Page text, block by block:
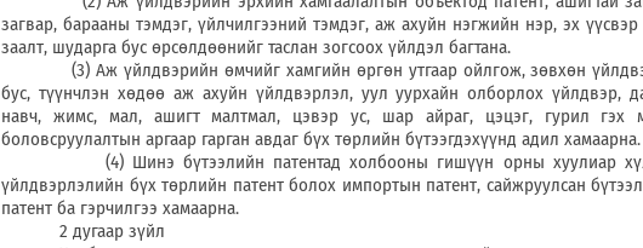
загвар, барааны тэмдэг, үйлчилгээний тэмдэг, аж ахуйн нэгжийн нэр, эх
заалт, шударга бус өрсөлдөөнийг таслан зогсоох үйлдэл багтана.
(3) Аж үйлдвэрийн өмчийг хамгийн өргөн утгаар ойлгож, зөвхөн
бус, түүнчлэн хөдөө аж ахуйн үйлдвэрлэл, уул уурхайн олборлох үйлдвэр,
навч, жимс, мал, ашигт малтмал, цэвэр ус, шар айраг, цэцэг, гурил гэх
боловсруулалтын аргаар гарган авдаг бүх төрлийн бүтээгдэхүүнд адил хамаарна.
(4) Шинэ бүтээлийн патентад холбооны гишүүн орны хуулиар
үйлдвэрлэлийн бүх төрлийн патент болох импортын патент, сайжруулсан
патент ба гэрчилгээ хамаарна.
2 дугаар зүйл